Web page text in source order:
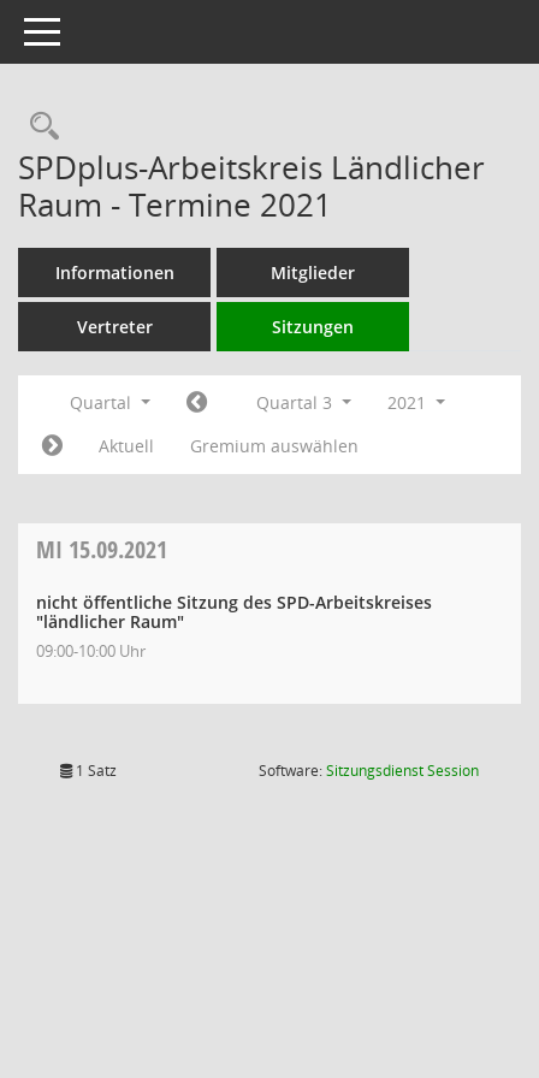
Toggle navigation
Rechercheauswahl
SPDplus-Arbeitskreis Ländlicher
Raum - Termine 2021
Informationen Mitglieder
Vertreter Sitzungen
Quartal Quartal 3
2021
Aktuell
Gremium auswählen
MI 15.09.2021
nicht öffentliche Sitzung des SPD-Arbeitskreises
"ländlicher Raum"
09:00-10:00 Uhr
1 Satz Software:SitzungsdienstSession(Wird in